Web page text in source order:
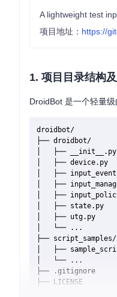
A lightweight test
项目地址： https://
1. 项目目录结构
DroidBot 是一个轻量
droidbot/
├── droidbot/
│   ├── __init__.py
│   ├── device.py
│   ├──
│   ├──
│   ├──
│   ├── state.py
│   ├── utg.py
│   └── ...
├── script_samples/
│   ├──
│   └── ...
├── .gitignore
├── LICENSE